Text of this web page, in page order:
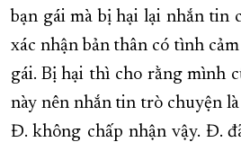
bạn gái mà bị hại lại nhắn tin
xác nhận bản thân có tình
gái. Bị hại thì cho rằng mình
này nên nhắn tin trò chuyện
Đ. không chấp nhận vậy. Đ.